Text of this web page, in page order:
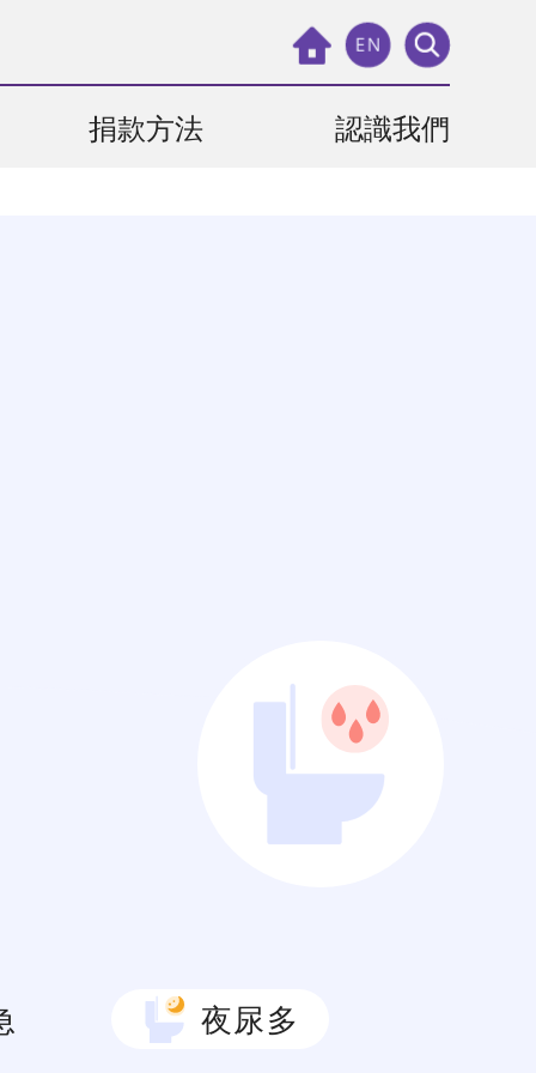
EN
捐款方法 認識我們
夜尿多